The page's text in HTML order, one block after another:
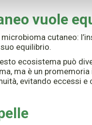
vuole
cutaneo:
equilibrio.
ecosistema può
ma è un
evitando eccessi e